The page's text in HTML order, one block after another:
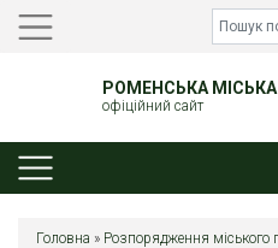
РОМЕНСЬКА
офіційний сайт
Головна » Розпорядження міського